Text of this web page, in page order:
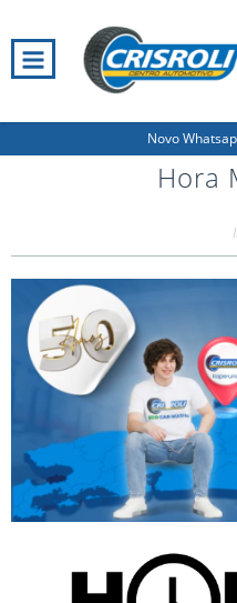
Novo
Hora